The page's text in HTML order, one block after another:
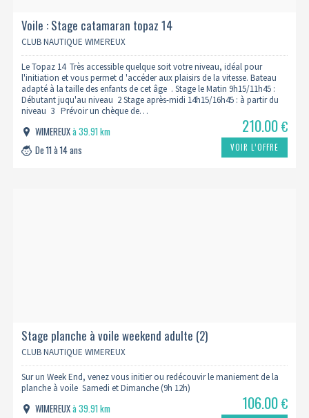
Voile : Stage catamaran topaz 14
CLUB NAUTIQUE WIMEREUX
Le Topaz 14 Très accessible quelque soit votre niveau, idéal pour
l'initiation et vous permet d 'accéder aux plaisirs de la vitesse. Bateau
adapté à la taille des enfants de cet âge . Stage le Matin 9h15/11h45 :
Débutant juqu'au niveau 2 Stage après-midi 14h15/16h45 : à partir du
niveau 3 Prévoir un chèque de…
WIMEREUXà 39.91 km
De 11 à 14 ans
210.00€
VOIR L’OFFRE
Stage planche à voile weekend adulte (2)
CLUB NAUTIQUE WIMEREUX
Sur un Week End, venez vous initier ou redécouvir le maniement de la
planche à voile Samedi et Dimanche (9h 12h)
WIMEREUXà 39.91 km
106.00€